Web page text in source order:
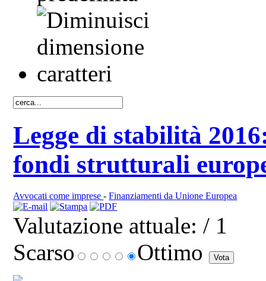
Legge di stabilità
fondi strutturali
Avvocati come imprese-Finanziamenti da Unione Europea
Valutazione attuale: / 1
Scarso
Ottimo